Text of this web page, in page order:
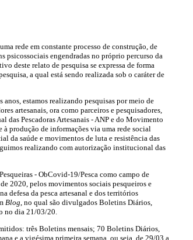
rede em constante processo de construção, de
psicossociais engendradas no próprio percurso da
deste relato de pesquisa se expressa de forma
a qual está sendo realizada sob o caráter de
estamos realizando pesquisas por meio de
artesanais, ora como parceiros e pesquisadores,
das Pescadoras Artesanais - ANP e do Movimento
à produção de informações via uma rede social
da saúde e movimentos de luta e resistência das
realizando com autorização institucional das
- ObCovid-19/Pesca como campo de
2020, pelos movimentos sociais pesqueiros e
defesa da pesca artesanal e dos territórios
Blog , no qual são divulgados Boletins Diários,
no dia 21/03/20.
três Boletins mensais; 70 Boletins Diários,
e a vigésima primeira semana, ou seja, de 29/03 a